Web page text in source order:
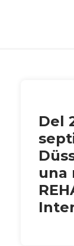
Del
una